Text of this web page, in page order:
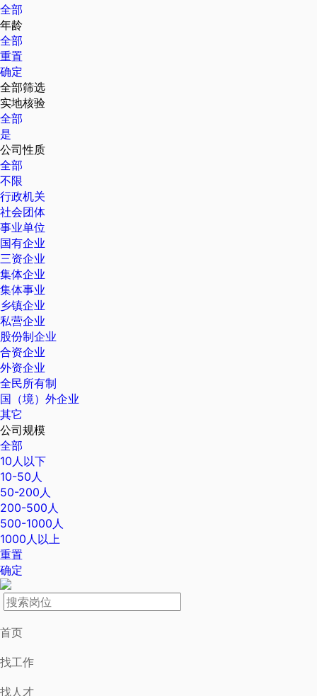
全部
年龄
全部
重置
确定
全部筛选
实地核验
全部
是
公司性质
全部
不限
行政机关
社会团体
事业单位
国有企业
三资企业
集体企业
集体事业
乡镇企业
私营企业
股份制企业
合资企业
外资企业
全民所有制
国（境）外企业
其它
公司规模
全部
10人以下
10-50人
50-200人
200-500人
500-1000人
1000人以上
重置
确定
首页
找工作
找人才